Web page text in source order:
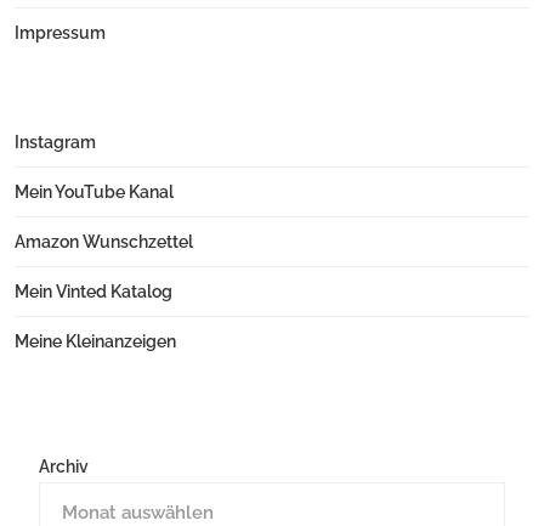
Impressum
Instagram
Mein YouTube Kanal
Amazon Wunschzettel
Mein Vinted Katalog
Meine Kleinanzeigen
Archiv